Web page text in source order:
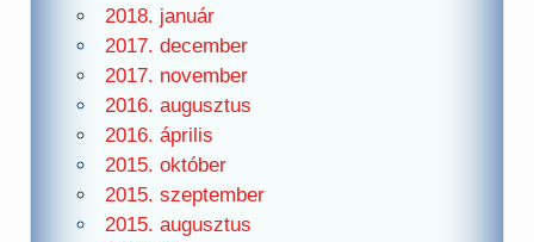
2018. január
2017. december
2017. november
2016. augusztus
2016. április
2015. október
2015. szeptember
2015. augusztus